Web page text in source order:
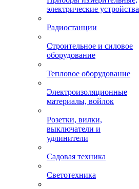
электрические устройства
Радиостанции
Строительное и силовое
оборудование
Тепловое оборудование
Электроизоляционные
материалы, войлок
Розетки, вилки,
выключатели и
удлинители
Садовая техника
Светотехника